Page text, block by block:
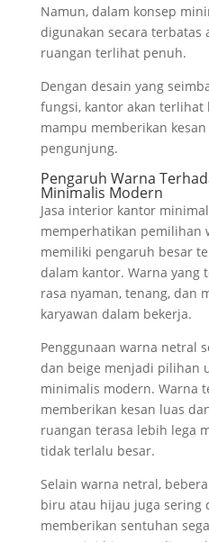
Namun, dalam konsep
digunakan secara terbatas
ruangan terlihat penuh.
Dengan desain yang
fungsi, kantor akan
mampu memberikan
pengunjung.
Pengaruh Warna
Minimalis Modern
Jasa interior kantor
memperhatikan pemilihan
memiliki pengaruh besar
dalam kantor. Warna yang
rasa nyaman, tenang, dan
karyawan dalam bekerja.
Penggunaan warna netral
dan beige menjadi pilihan
minimalis modern. Warna
memberikan kesan luas
ruangan terasa lebih lega
tidak terlalu besar.
Selain warna netral,
biru atau hijau juga sering
memberikan sentuhan